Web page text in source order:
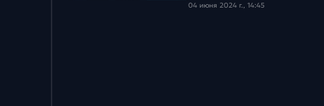
04 июня 2024 г., 14:45